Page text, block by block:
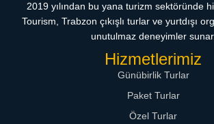
2019 yılından bu yana turizm sektöründe
Tourism, Trabzon çıkışlı turlar ve yurtdışı
unutulmaz deneyimler sunar.
Hizmetlerimiz
Günübirlik Turlar
Paket Turlar
Özel Turlar